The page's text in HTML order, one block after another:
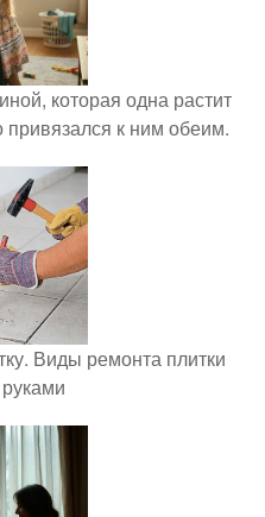
которая одна растит
к ним обеим.
Виды ремонта плитки